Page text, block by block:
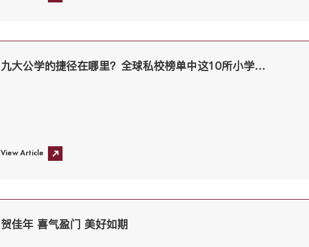
九大公学的捷径在哪里？全球私校榜单中这10所小学入围
View Article
贺佳年 喜气盈门 美好如期